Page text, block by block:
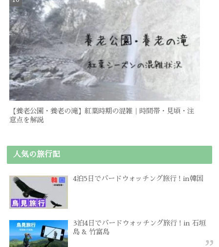
【養老公園・養老の滝】紅葉時期の混雑｜時間帯・見頃・注
意点を解説
人気の旅行記
4泊5日でバードウォッチング旅行 ! in韓国
3泊4日でバードウォッチング旅行 ! in 石垣
島 & 竹富島